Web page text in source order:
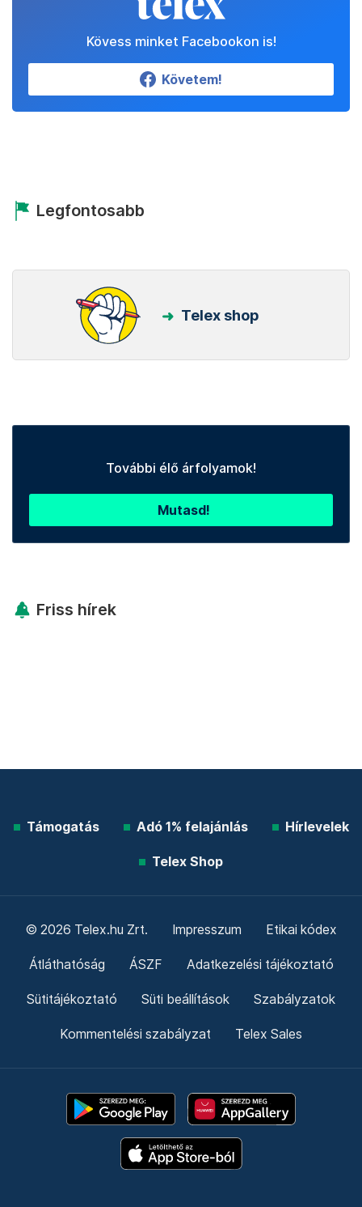
Kövess minket Facebookon is!
Követem!
Legfontosabb
Telex shop
További élő árfolyamok!
Mutasd!
Friss hírek
Támogatás Adó 1% felajánlás Hírlevelek
Telex Shop
© 2026 Telex.hu Zrt. Impresszum Etikai kódex
Átláthatóság ÁSZF Adatkezelési tájékoztató
Sütitájékoztató Süti beállítások Szabályzatok
Kommentelési szabályzat Telex Sales